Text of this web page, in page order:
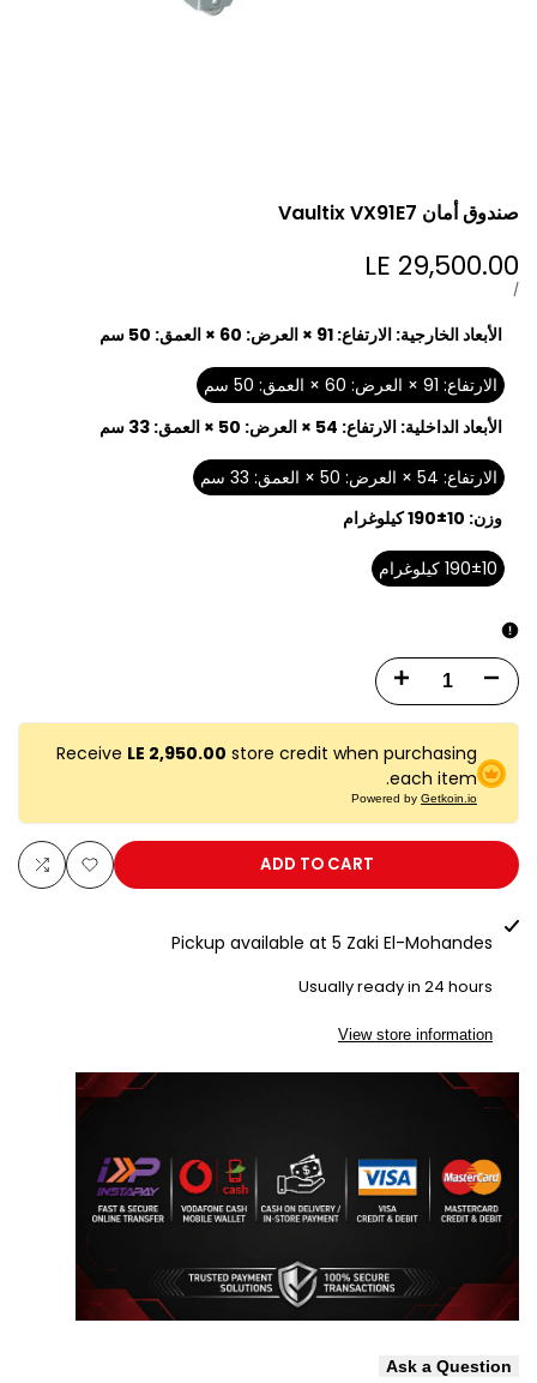
صندوق أمان Vaultix VX91E7
Sale
price
LE 29,500.00
UNIT/
الأبعاد الخارجية:الارتفاع: 91 × العرض: 60 × العمق: 50 سم
الارتفاع: 91 × العرض: 60 × العمق: 50 سم
الأبعاد الداخلية:الارتفاع: 54 × العرض: 50 × العمق: 33 سم
الارتفاع: 54 × العرض: 50 × العمق: 33 سم
وزن: 190±10 كيلوغرام
190±10 كيلوغرام
Decrease
quantity
for
VX91E7
Increase
quantity
VX91E7
Receive LE 2,950.00 store credit when purchasing
each item.
Powered by Getkoin.io
ADD TO CART
Add
Add
Pickup available at 5 Zaki El-Mohandes
Usually ready in 24 hours
View store information
Ask a Question